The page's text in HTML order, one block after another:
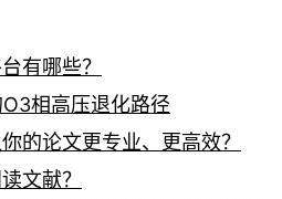
有哪些？
相高压退化路径
的论文更专业、更高效？
文献？